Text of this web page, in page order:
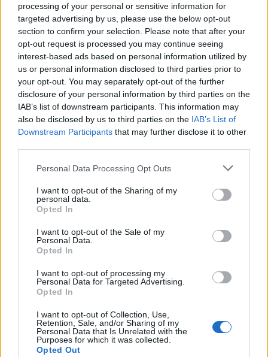
processing of your personal or sensitive information for
targeted advertising by us, please use the below opt-out
section to confirm your selection. Please note that after your
opt-out request is processed you may continue seeing
interest-based ads based on personal information utilized by
us or personal information disclosed to third parties prior to
your opt-out. You may separately opt-out of the further
disclosure of your personal information by third parties on the
IAB’s list of downstream participants. This information may
also be disclosed by us to third parties on the IAB’s List of
Downstream Participants that may further disclose it to other
Personal Data Processing Opt Outs
I want to opt-out of the Sharing of my
personal data.
Opted In
I want to opt-out of the Sale of my
Personal Data.
Opted In
I want to opt-out of processing my
Personal Data for Targeted Advertising.
Opted In
I want to opt-out of Collection, Use,
Retention, Sale, and/or Sharing of my
Personal Data that Is Unrelated with the
Purposes for which it was collected.
Opted Out
των Oasis και την sold-out περιοδεία “Oasis Live
Philip Glass: Παγκόσμια γιορτή για τα 90ά
γενέθλιά του με πρεμιέρα της “Συμφωνίας
Νο. 15: Lincoln”
29.05.26
Ο Philip Glass θα γιορτάσει τα 90ά του γενέθλια στις 31
Ιανουαρίου 2027 με μια πολυετή, διεθνή σειρά εκδηλώσεων
που κορυφώνεται με την παγκόσμια πρεμιέρα της "Συμφωνίας
Νο. 15: Lincoln" και επετειακά